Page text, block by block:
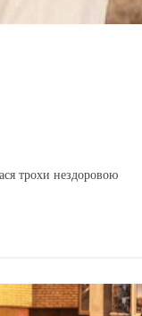
трохи нездоровою